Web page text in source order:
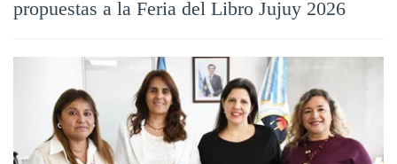
propuestas a la Feria del Libro Jujuy 2026